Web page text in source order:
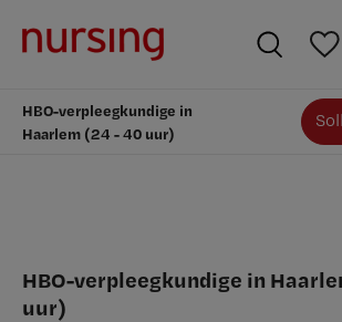
HBO-verpleegkundige in
Haarlem (24 - 40 uur)
HBO-verpleegkundige in
uur)